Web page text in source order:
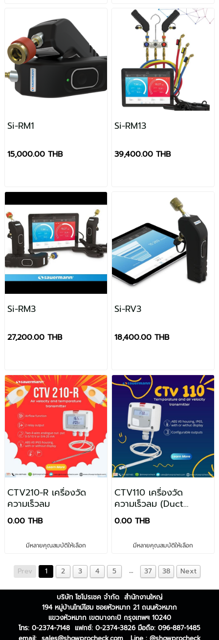
Si-RM1
15,000.00 THB
Si-RM13
39,400.00 THB
Si-RM3
27,200.00 THB
Si-RV3
18,400.00 THB
CTV210-R เครื่องวัด
ความเร็วลม
0.00 THB
มีหลายคุณสมบัติให้เลือก
CTV110 เครื่องวัด
ความเร็วลม (Duct
Model)
0.00 THB
มีหลายคุณสมบัติให้เลือก
Prev 1 2 3 4 5 … 37 38 Next
บริษัท โชโปรเชค จำกัด สำนักงานใหญ่
194 หมู่บ้านไทม์โฮม ซอยหัวหมาก 21 ถนนหัวหมาก
แขวงหัวหมาก เขตบางกะปิ กรุงเทพฯ 10240
โทร: 0-2374-7148 แฟกซ์: 0-2374-3826 มือถือ: 096-887-1485